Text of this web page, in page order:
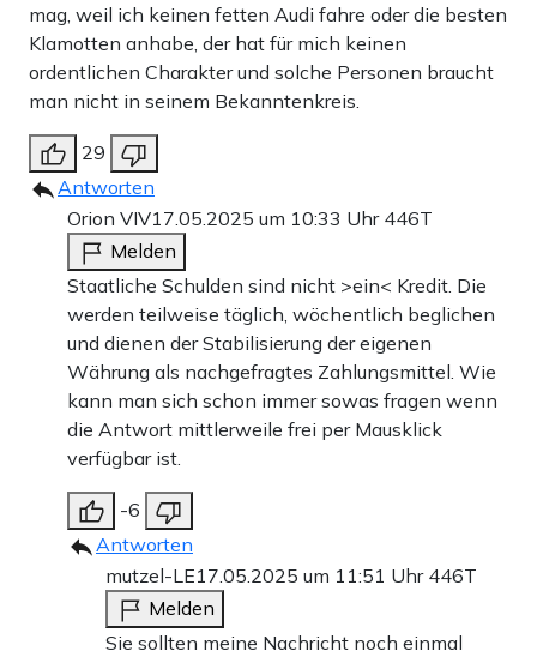
der Bevölkerung die Kosten verschleppter Reformen
nachträglich auf. Könnte es einen Schuldenschnitt geben?
offen enteignet und Pensionskassen ins Chaos stürzt.
Blickt man durch die deutsche Brille auf diese vertrackte
Lage, müsste man einen unmittelbaren Reformprozess
erwarten. Soziale Härten, der Rückbau des
Wohlfahrtsstaats für alle, der Aufbau kapitalgedeckter
Eigenvorsorge und Abgabenentlastungen sollten zügig
angegangen werden, um einen japanischen Klimax zu
vermeiden. Doch glaubt irgendjemand allen Ernstes, dass
einem solchen Richtungswechsel bereit wäre? Merz,
Klingbeil und Co. arbeiten derweil am Ausbau der
Wohlfahrtsleistungen, feilen an der Klimatransformation
und befassen sich mit Fragen des Mindestlohns und des
mag, weil ich keinen fetten Audi fahre oder die besten
Klamotten anhabe, der hat für mich keinen
ordentlichen Charakter und solche Personen braucht
man nicht in seinem Bekanntenkreis.
29
Antworten
Orion VIV17.05.2025 um 10:33 Uhr 446T
Melden
Staatliche Schulden sind nicht >ein< Kredit. Die
werden teilweise täglich, wöchentlich beglichen
und dienen der Stabilisierung der eigenen
Währung als nachgefragtes Zahlungsmittel. Wie
kann man sich schon immer sowas fragen wenn
die Antwort mittlerweile frei per Mausklick
verfügbar ist.
-6
Antworten
mutzel-LE17.05.2025 um 11:51 Uhr 446T
Melden
Sie sollten meine Nachricht noch einmal